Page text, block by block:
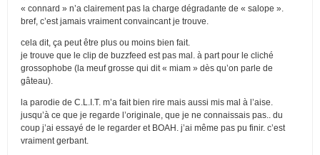
« connard » n’a clairement pas la charge dégradante de « salope ».
bref, c’est jamais vraiment convaincant je trouve.
cela dit, ça peut être plus ou moins bien fait.
je trouve que le clip de buzzfeed est pas mal. à part pour le cliché
grossophobe (la meuf grosse qui dit « miam » dès qu’on parle de
gâteau).
la parodie de C.L.I.T. m’a fait bien rire mais aussi mis mal à l’aise.
jusqu’à ce que je regarde l’originale, que je ne connaissais pas.. du
coup j’ai essayé de le regarder et BOAH. j’ai même pas pu finir. c’est
vraiment gerbant.